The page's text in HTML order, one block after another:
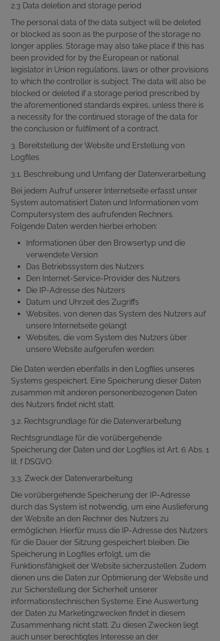
2.3 Data deletion and storage period
The personal data of the data subject will be deleted
or blocked as soon as the purpose of the storage no
longer applies. Storage may also take place if this has
been provided for by the European or national
legislator in Union regulations, laws or other provisions
to which the controller is subject. The data will also be
blocked or deleted if a storage period prescribed by
the aforementioned standards expires, unless there is
a necessity for the continued storage of the data for
the conclusion or fulfilment of a contract.
3. Bereitstellung der Website und Erstellung von
Logfiles
3.1. Beschreibung und Umfang der Datenverarbeitung
Bei jedem Aufruf unserer Internetseite erfasst unser
System automatisiert Daten und Informationen vom
Computersystem des aufrufenden Rechners.
Folgende Daten werden hierbei erhoben:
Informationen über den Browsertyp und die
verwendete Version
Das Betriebssystem des Nutzers
Den Internet-Service-Provider des Nutzers
Die IP-Adresse des Nutzers
Datum und Uhrzeit des Zugriffs
Websites, von denen das System des Nutzers auf
unsere Internetseite gelangt
Websites, die vom System des Nutzers über
unsere Website aufgerufen werden
Die Daten werden ebenfalls in den Logfiles unseres
Systems gespeichert. Eine Speicherung dieser Daten
zusammen mit anderen personenbezogenen Daten
des Nutzers findet nicht statt.
3.2. Rechtsgrundlage für die Datenverarbeitung
Rechtsgrundlage für die vorübergehende
Speicherung der Daten und der Logfiles ist Art. 6 Abs. 1
lit. f DSGVO.
3.3. Zweck der Datenverarbeitung
Die vorübergehende Speicherung der IP-Adresse
durch das System ist notwendig, um eine Auslieferung
der Website an den Rechner des Nutzers zu
ermöglichen. Hierfür muss die IP-Adresse des Nutzers
für die Dauer der Sitzung gespeichert bleiben. Die
Speicherung in Logfiles erfolgt, um die
Funktionsfähigkeit der Website sicherzustellen. Zudem
dienen uns die Daten zur Optimierung der Website und
zur Sicherstellung der Sicherheit unserer
informationstechnischen Systeme. Eine Auswertung
der Daten zu Marketingzwecken findet in diesem
Zusammenhang nicht statt. Zu diesen Zwecken liegt
auch unser berechtigtes Interesse an der